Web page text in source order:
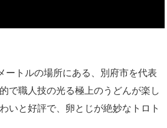
ートルの場所にある、別府市を代表
で職人技の光る極上のうどんが楽し
いと好評で、卵とじが絶妙なトロト